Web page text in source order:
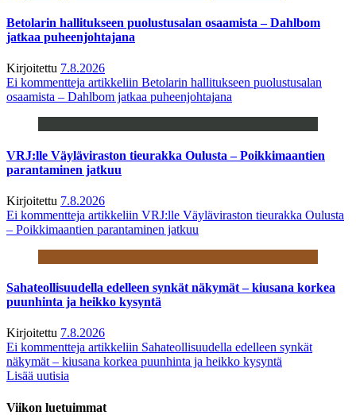
Betolarin hallitukseen puolustusalan osaamista – Dahlbom
jatkaa puheenjohtajana
Kirjoitettu 7.8.2026
Ei kommentteja artikkeliin Betolarin hallitukseen puolustusalan
osaamista – Dahlbom jatkaa puheenjohtajana
VRJ:lle Väyläviraston tieurakka Oulusta – Poikkimaantien
parantaminen jatkuu
Kirjoitettu 7.8.2026
Ei kommentteja artikkeliin VRJ:lle Väyläviraston tieurakka Oulusta
– Poikkimaantien parantaminen jatkuu
Sahateollisuudella edelleen synkät näkymät – kiusana korkea
puunhinta ja heikko kysyntä
Kirjoitettu 7.8.2026
Ei kommentteja artikkeliin Sahateollisuudella edelleen synkät
näkymät – kiusana korkea puunhinta ja heikko kysyntä
Lisää uutisia
Viikon luetuimmat